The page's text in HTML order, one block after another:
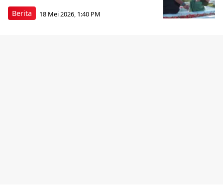
Berita 18 Mei 2026, 1:40 PM